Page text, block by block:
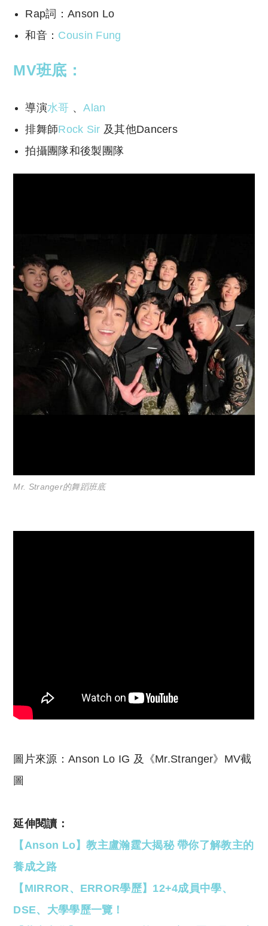
Rap詞：Anson Lo
和音： Cousin Fung
MV班底：
導演水哥 、Alan
排舞師Rock Sir 及其他Dancers
拍攝團隊和後製團隊
Mr. Stranger的舞蹈班底
圖片來源：Anson Lo IG 及《Mr.Stranger》MV截
圖
延伸閱讀：
【Anson Lo】教主盧瀚霆大揭秘 帶你了解教主的
養成之路
【MIRROR、ERROR學歷】12+4成員中學、
DSE、大學學歷一覽！